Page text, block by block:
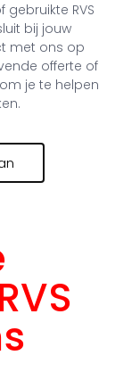
RVS
bij jouw
met ons op
offerte of
je te helpen